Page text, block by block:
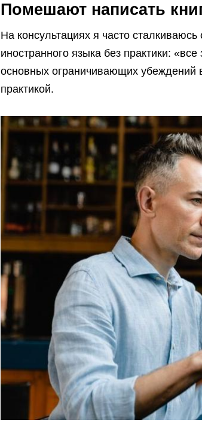
Помешают написать
На консультациях я часто
иностранного языка без практики:
основных ограничивающих убеждений
практикой.